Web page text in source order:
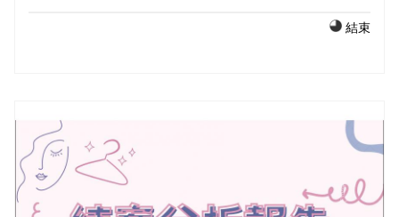
的頻道，特別針對跟成員年齡相仿的學生，可以在休息、吃飯
結束